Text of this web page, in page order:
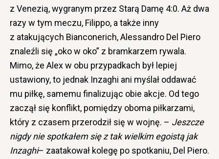
z Venezią, wygranym przez Starą Damę 4:0. Aż dwa
razy w tym meczu, Filippo, a także inny
z atakujących Bianconerich, Alessandro Del Piero
znaleźli się „oko w oko” z bramkarzem rywala.
Mimo, że Alex w obu przypadkach był lepiej
ustawiony, to jednak Inzaghi ani myślał oddawać
mu piłkę, samemu finalizując obie akcje. Od tego
zaczął się konflikt, pomiędzy oboma piłkarzami,
który z czasem przerodził się w wojnę. – Jeszcze
nigdy nie spotkałem się z tak wielkim egoistą jak
Inzaghi– zaatakował kolegę po spotkaniu, Del Piero.